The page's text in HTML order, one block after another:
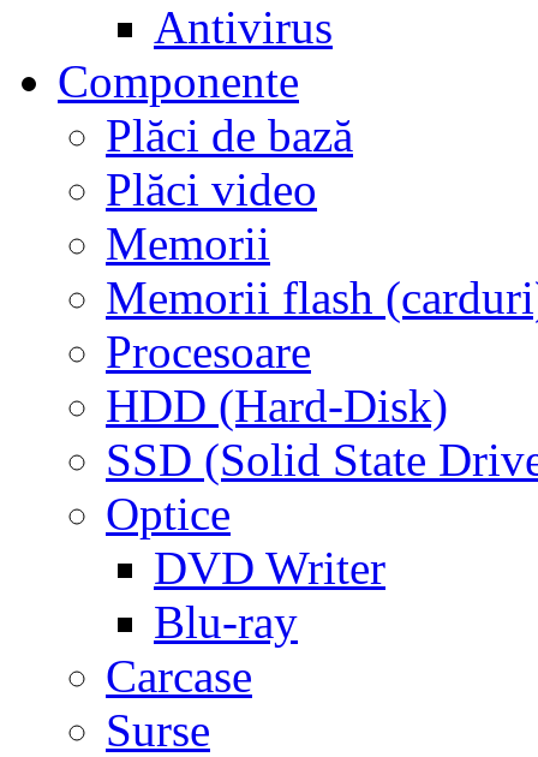
Antivirus
Componente
Plăci de bază
Plăci video
Memorii
Memorii flash
Procesoare
HDD (Hard-Disk)
SSD (Solid State
Optice
DVD Writer
Blu-ray
Carcase
Surse